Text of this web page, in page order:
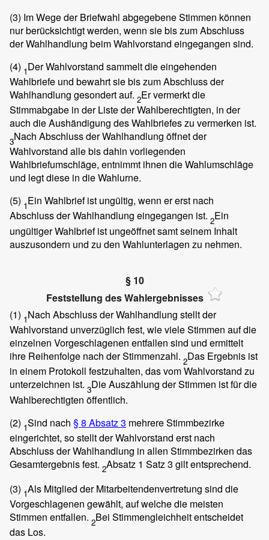
(3) Im Wege der Briefwahl abgegebene Stimmen können
nur berücksichtigt werden, wenn sie bis zum Abschluss
der Wahlhandlung beim Wahlvorstand eingegangen sind.
(4) 1Der Wahlvorstand sammelt die eingehenden
Wahlbriefe und bewahrt sie bis zum Abschluss der
Wahlhandlung gesondert auf. 2Er vermerkt die
Stimmabgabe in der Liste der Wahlberechtigten, in der
auch die Aushändigung des Wahlbriefes zu vermerken ist.
3Nach Abschluss der Wahlhandlung öffnet der
Wahlvorstand alle bis dahin vorliegenden
Wahlbriefumschläge, entnimmt ihnen die Wahlumschläge
und legt diese in die Wahlurne.
(5) 1Ein Wahlbrief ist ungültig, wenn er erst nach
Abschluss der Wahlhandlung eingegangen ist. 2Ein
ungültiger Wahlbrief ist ungeöffnet samt seinem Inhalt
auszusondern und zu den Wahlunterlagen zu nehmen.
§ 10
Feststellung des Wahlergebnisses
(1) 1Nach Abschluss der Wahlhandlung stellt der
Wahlvorstand unverzüglich fest, wie viele Stimmen auf die
einzelnen Vorgeschlagenen entfallen sind und ermittelt
ihre Reihenfolge nach der Stimmenzahl. 2Das Ergebnis ist
in einem Protokoll festzuhalten, das vom Wahlvorstand zu
unterzeichnen ist. 3Die Auszählung der Stimmen ist für die
Wahlberechtigten öffentlich.
(2) 1Sind nach § 8 Absatz 3 mehrere Stimmbezirke
eingerichtet, so stellt der Wahlvorstand erst nach
Abschluss der Wahlhandlung in allen Stimmbezirken das
Gesamtergebnis fest. 2Absatz 1 Satz 3 gilt entsprechend.
(3) 1Als Mitglied der Mitarbeitendenvertretung sind die
Vorgeschlagenen gewählt, auf welche die meisten
Stimmen entfallen. 2Bei Stimmengleichheit entscheidet
das Los.